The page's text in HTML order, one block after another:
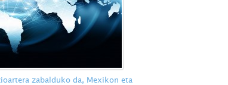
zabalduko da, Mexikon eta